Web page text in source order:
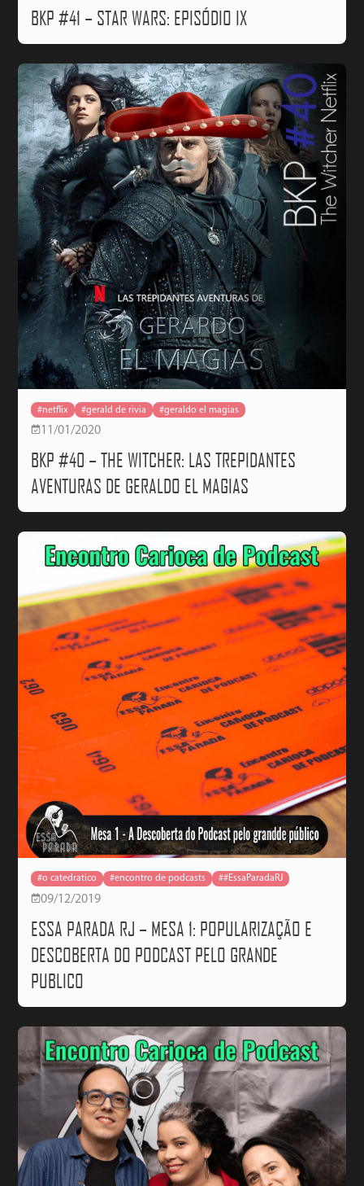
BKP #41 – STAR WARS: EPISÓDIO IX
#netflix #gerald de rivia #geraldo el magias
11/01/2020
BKP #40 – THE WITCHER: LAS TREPIDANTES
AVENTURAS DE GERALDO EL MAGIAS
#o catedratico #encontro de podcasts ##EssaParadaRJ
09/12/2019
ESSA PARADA RJ – MESA 1: POPULARIZAÇÃO E
DESCOBERTA DO PODCAST PELO GRANDE
PUBLICO